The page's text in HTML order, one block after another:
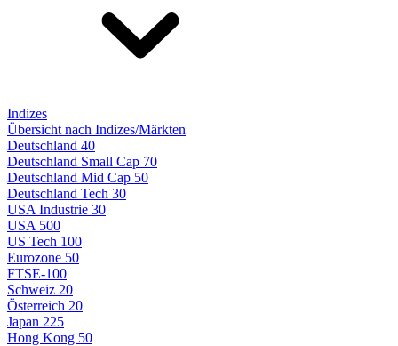
Indizes
Übersicht nach Indizes/Märkten
Deutschland 40
Deutschland Small Cap 70
Deutschland Mid Cap 50
Deutschland Tech 30
USA Industrie 30
USA 500
US Tech 100
Eurozone 50
FTSE-100
Schweiz 20
Österreich 20
Japan 225
Hong Kong 50